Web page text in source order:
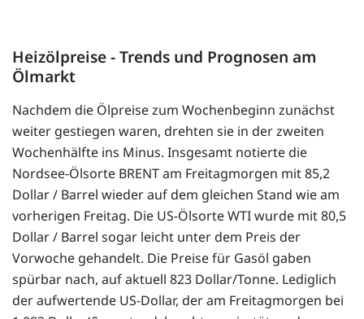
Heizölpreise - Trends und Prognosen am
Ölmarkt
Nachdem die Ölpreise zum Wochenbeginn zunächst
weiter gestiegen waren, drehten sie in der zweiten
Wochenhälfte ins Minus. Insgesamt notierte die
Nordsee-Ölsorte BRENT am Freitagmorgen mit 85,2
Dollar / Barrel wieder auf dem gleichen Stand wie am
vorherigen Freitag. Die US-Ölsorte WTI wurde mit 80,5
Dollar / Barrel sogar leicht unter dem Preis der
Vorwoche gehandelt. Die Preise für Gasöl gaben
spürbar nach, auf aktuell 823 Dollar/Tonne. Lediglich
der aufwertende US-Dollar, der am Freitagmorgen bei